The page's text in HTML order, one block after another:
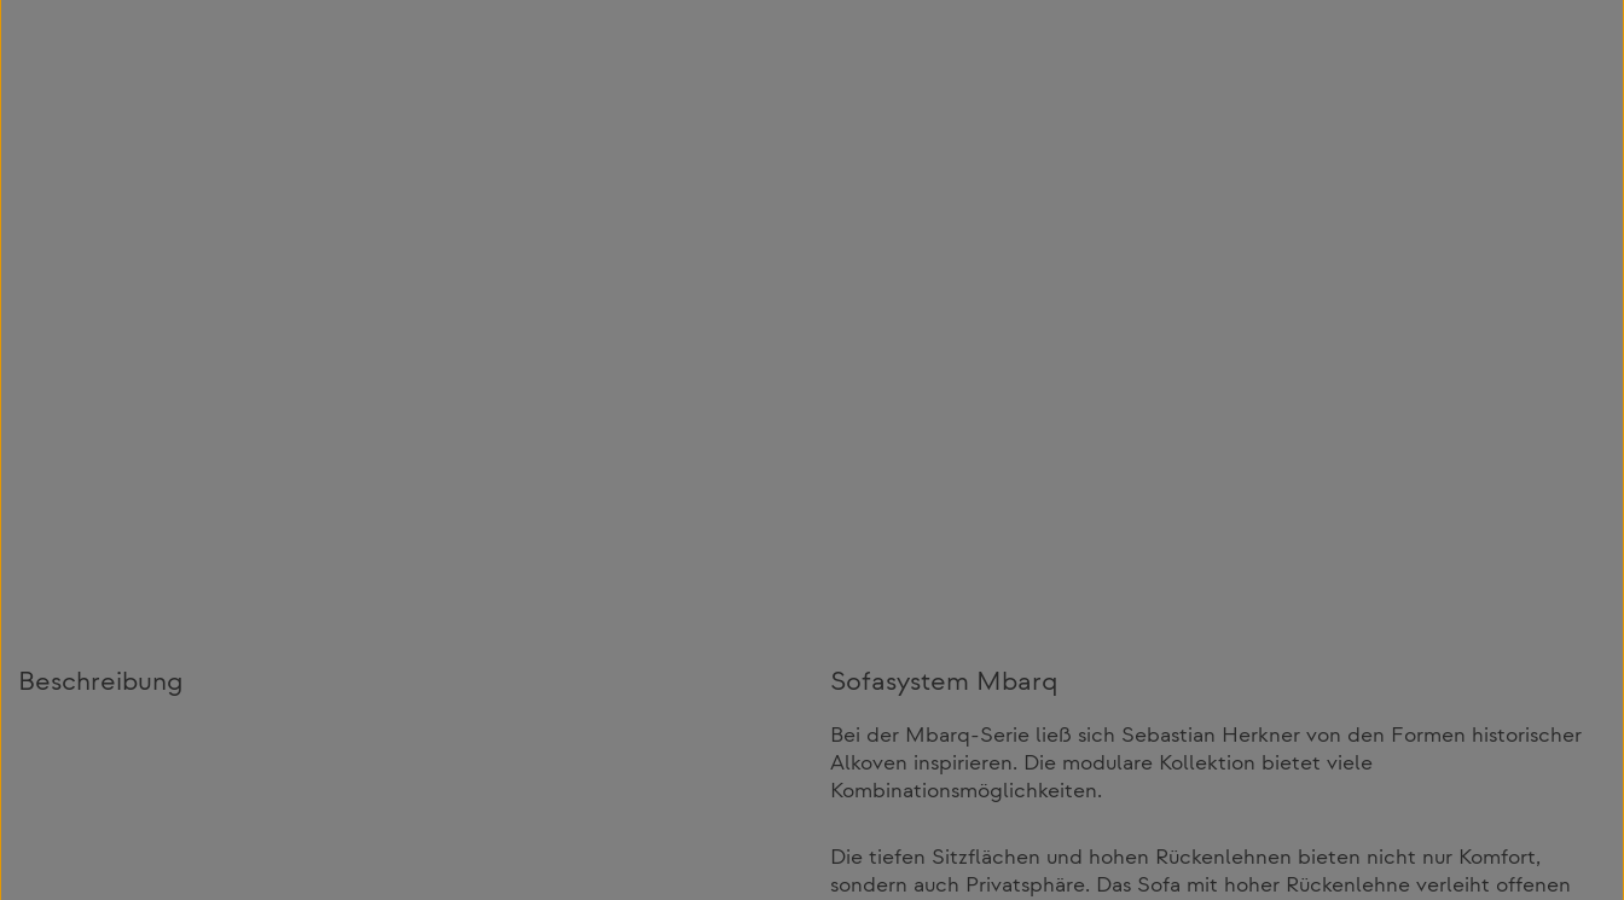
Beschreibung Sofasystem Mbarq
Bei der Mbarq-Serie ließ sich Sebastian Herkner von den Formen historischer
Alkoven inspirieren. Die modulare Kollektion bietet viele
Kombinationsmöglichkeiten.
Die tiefen Sitzflächen und hohen Rückenlehnen bieten nicht nur Komfort,
sondern auch Privatsphäre. Das Sofa mit hoher Rückenlehne verleiht offenen